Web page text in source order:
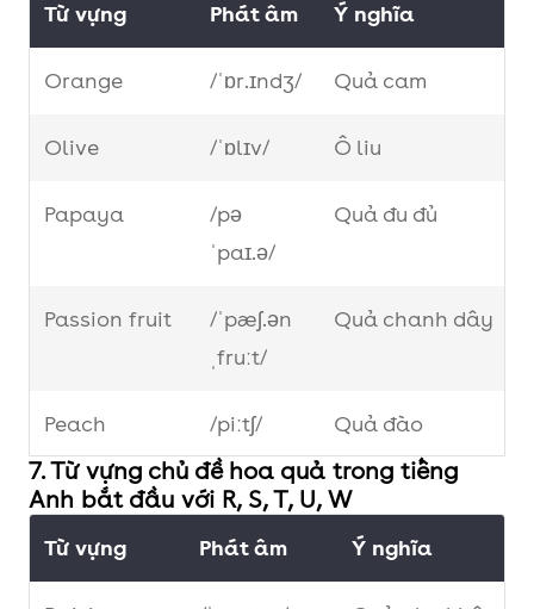
/məˈleɪ ˈæpl/
/ˈnɛktərɪn/
Từ vựng Phát âm Ý nghĩa
Orange /ˈɒr.ɪndʒ/ Quả cam
Olive /ˈɒlɪv/ Ô liu
Papaya
/pə
ˈpaɪ.ə/
Quả đu đủ
Passion fruit
/ˈpæʃ.ən
ˌfruːt/
Quả chanh dây
Peach /piːtʃ/ Quả đào
Pear /peər/ Quả lê
Persimmon
/pə
Quả hồng
7. Từ vựng chủ đề hoa quả trong tiếng
Anh bắt đầu với R, S, T, U, W
Từ vựng Phát âm Ý nghĩa